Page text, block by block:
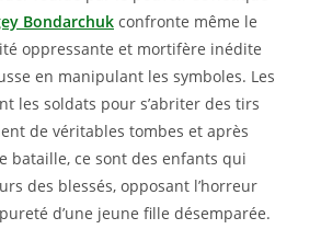
Bondarchuk confronte même le
oppressante et mortifère inédite
en manipulant les symboles. Les
les soldats pour s’abriter des tirs
de véritables tombes et après
bataille, ce sont des enfants qui
des blessés, opposant l’horreur
d’une jeune fille désemparée.